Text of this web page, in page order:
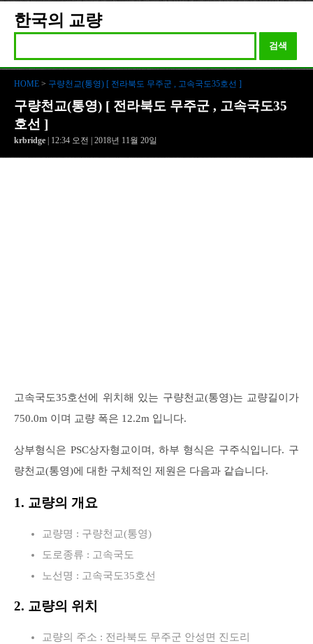
한국의 교량
검색
HOME > 구량천교(통영) [ 전라북도 무주군 , 고속국도35호선 ]
구량천교(통영) [ 전라북도 무주군 , 고속국도35
호선 ]
krbridge | 12:34 오전 | 2018년 11월 20일
고속국도35호선에 위치해 있는 구량천교(통영)는 교량길이가
750.0m 이며 교량 폭은 12.2m 입니다.
상부형식은 PSC상자형교이며, 하부 형식은 구주식입니다. 구
량천교(통영)에 대한 구체적인 제원은 다음과 같습니다.
1. 교량의 개요
교량명 : 구량천교(통영)
도로종류 : 고속국도
노선명 : 고속국도35호선
2. 교량의 위치
교량의 주소 : 전라북도 무주군 안성면 진도리